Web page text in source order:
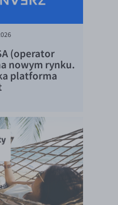
(operator
nowym rynku.
platforma